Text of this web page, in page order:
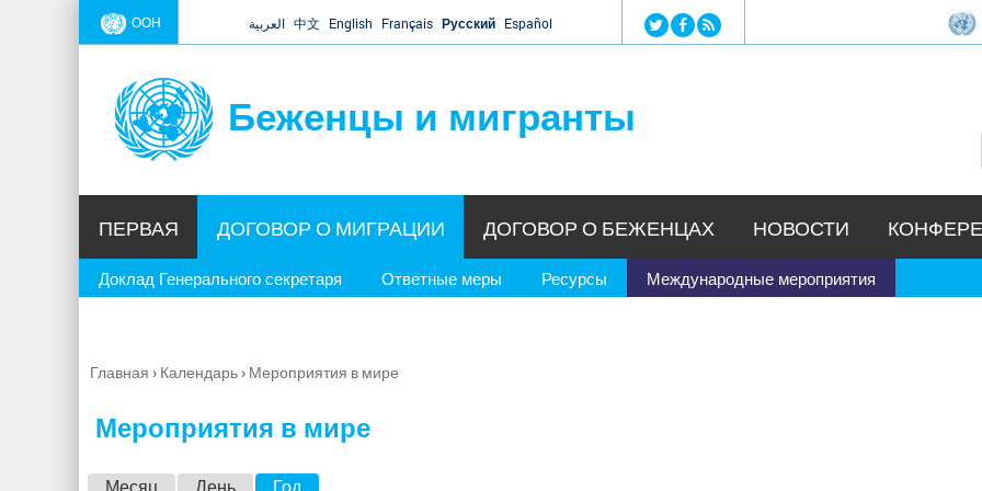
Jump to navigation
ООН العربية 中文 English Français Русский Español
Беженцы и мигранты
ПЕРВАЯ ДОГОВОР О МИГРАЦИИ
Доклад Генерального секретаря Ответные меры Ресурсы Международные мероприятия
ДОГОВОР О БЕЖЕНЦАХ НОВОСТИ
Вы
Главная › Календарь› Мероприятия в мире
Мероприятия в мире